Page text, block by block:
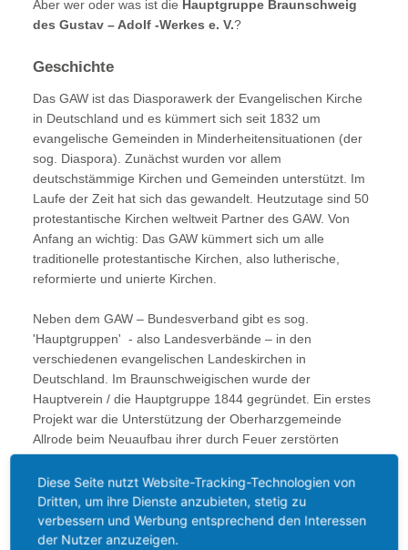
Aber wer oder was ist die Hauptgruppe Braunschweig
des Gustav – Adolf -Werkes e. V.?
Geschichte
Das GAW ist das Diasporawerk der Evangelischen Kirche
in Deutschland und es kümmert sich seit 1832 um
evangelische Gemeinden in Minderheitensituationen (der
sog. Diaspora). Zunächst wurden vor allem
deutschstämmige Kirchen und Gemeinden unterstützt. Im
Laufe der Zeit hat sich das gewandelt. Heutzutage sind 50
protestantische Kirchen weltweit Partner des GAW. Von
Anfang an wichtig: Das GAW kümmert sich um alle
traditionelle protestantische Kirchen, also lutherische,
reformierte und unierte Kirchen.
Neben dem GAW – Bundesverband gibt es sog.
'Hauptgruppen' - also Landesverbände – in den
verschiedenen evangelischen Landeskirchen in
Deutschland. Im Braunschweigischen wurde der
Hauptverein / die Hauptgruppe 1844 gegründet. Ein erstes
Projekt war die Unterstützung der Oberharzgemeinde
Allrode beim Neuaufbau ihrer durch Feuer zerstörten
Kirche.
1844, 1869 und 1924 fanden die Jahresversammlungen
des gesamten GAW in Braunschweig statt. Aus dem Jahre
1924 wird begeistert berichtet:
Diese Seite nutzt Website-Tracking-Technologien von
Dritten, um ihre Dienste anzubieten, stetig zu
verbessern und Werbung entsprechend den Interessen
der Nutzer anzuzeigen.